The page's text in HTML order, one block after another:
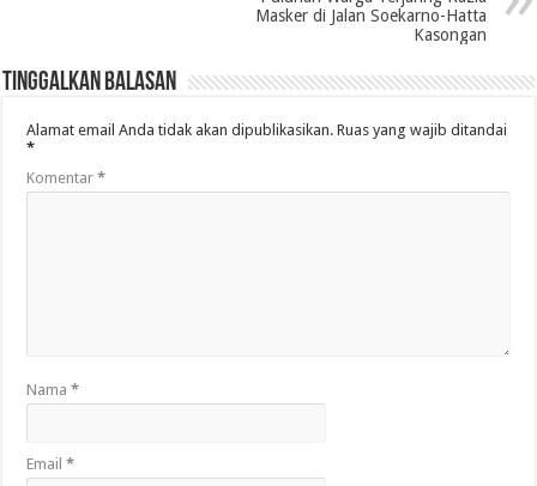
Masker di Jalan Soekarno-Hatta
Kasongan
Tinggalkan Balasan
Alamat email Anda tidak akan dipublikasikan. Ruas yang wajib ditandai
*
Komentar*
Nama*
Email*